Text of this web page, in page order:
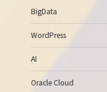
BigData
WordPress
AI
Oracle Cloud